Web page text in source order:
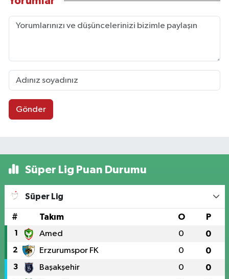
Gönder
Süper Lig Puan Durumu
Süper Lig
# Takım O P
1 Amed 0 0
2 Erzurumspor FK 0 0
3 Başakşehir 0 0